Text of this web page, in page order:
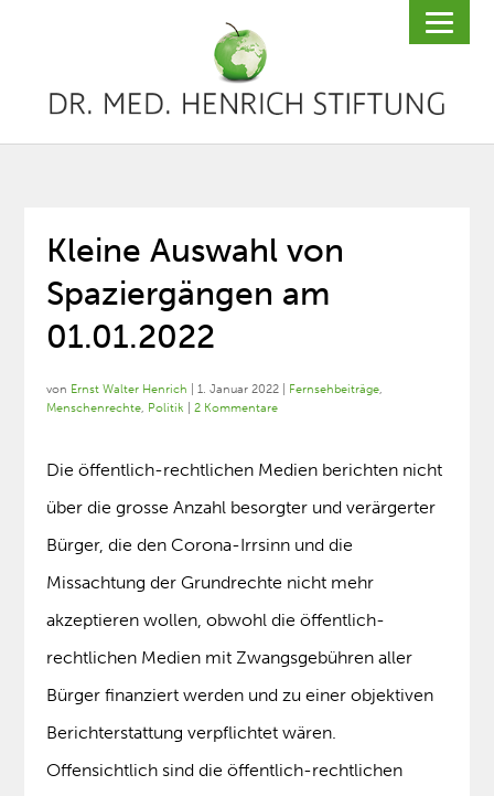
Kleine Auswahl von
Spaziergängen am
01.01.2022
von Ernst Walter Henrich |1. Januar 2022 Fernsehbeiträge,
Menschenrechte, Politik |2 Kommentare
Die öffentlich-rechtlichen Medien berichten nicht
über die grosse Anzahl besorgter und verärgerter
Bürger, die den Corona-Irrsinn und die
Missachtung der Grundrechte nicht mehr
akzeptieren wollen, obwohl die öffentlich-
rechtlichen Medien mit Zwangsgebühren aller
Bürger finanziert werden und zu einer objektiven
Berichterstattung verpflichtet wären.
Offensichtlich sind die öffentlich-rechtlichen